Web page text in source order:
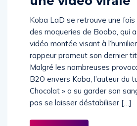
Koba LaD se retrouve une fois
des moqueries de Booba, qui
vidéo montée visant à
rappeur promeut son dernier
Malgré les nombreuses
B2O envers Koba, l’auteur du
Chocolat » a su garder son
pas se laisser déstabiliser […]